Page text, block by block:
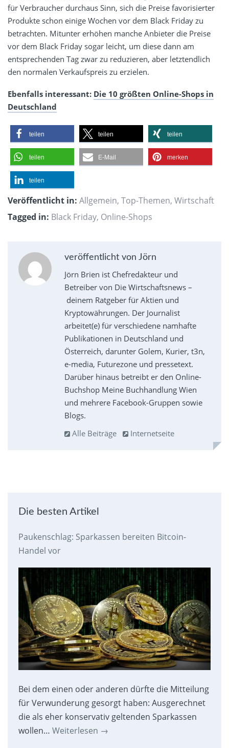
für Verbraucher durchaus Sinn, sich die Preise favorisierter
Produkte schon einige Wochen vor dem Black Friday zu
betrachten. Mitunter erhöhen manche Anbieter die Preise
vor dem Black Friday sogar leicht, um diese dann am
entsprechenden Tag zwar zu reduzieren, aber letztendlich
den normalen Verkaufspreis zu erzielen.
Ebenfalls interessant: Die 10 größten Online-Shops in
Deutschland
teilen teilen teilen
teilen E-Mail merken
teilen
Veröffentlicht in: Allgemein, Top-Themen, Wirtschaft
Tagged in: Black Friday, Online-Shops
veröffentlicht von Jörn
Jörn Brien ist Chefredakteur und
Betreiber von Die Wirtschaftsnews –
deinem Ratgeber für Aktien und
Kryptowährungen. Der Journalist
arbeitet(e) für verschiedene namhafte
Publikationen in Deutschland und
Österreich, darunter Golem, Kurier, t3n,
e-media, Futurezone und pressetext.
Darüber hinaus betreibt er den Online-
Buchshop Meine Buchhandlung Wien
und mehrere Facebook-Gruppen sowie
Blogs.
Alle Beiträge
Internetseite
Die besten Artikel
Paukenschlag: Sparkassen bereiten Bitcoin-
Handel vor
Bei dem einen oder anderen dürfte die Mitteilung
für Verwunderung gesorgt haben: Ausgerechnet
die als eher konservativ geltenden Sparkassen
wollen… Weiterlesen →